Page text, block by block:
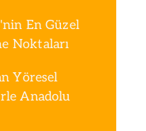
En Güzel
Noktaları
Yöresel
Anadolu